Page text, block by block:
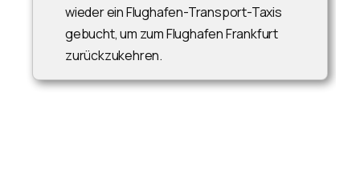
wieder ein Flughafen-Transport-Taxis
gebucht, um zum Flughafen Frankfurt
zurückzukehren.